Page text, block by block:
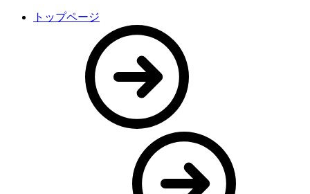
トップページ